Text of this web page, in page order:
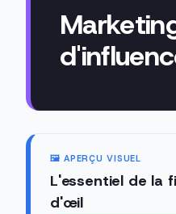
🖼️ APERÇU VISUEL
L'essentiel de la
d'œil